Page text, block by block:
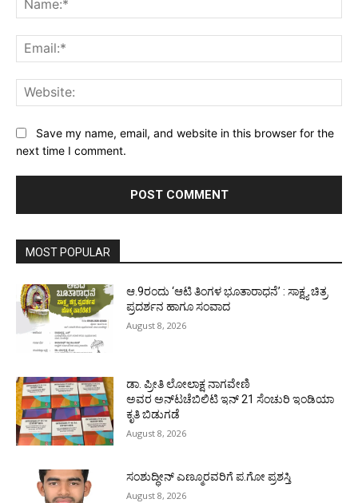
Save my name, email, and website in this browser for the
next time I comment.
MOST POPULAR
ಆ.9ರಂದು ‘ಆಟಿ ತಿಂಗಳ ಭೂತಾರಾಧನೆ’ : ಸಾಕ್ಷ್ಯ ಚಿತ್ರ
ಪ್ರದರ್ಶನ ಹಾಗೂ ಸಂವಾದ
August 8, 2026
ಡಾ. ಪ್ರೀತಿ ಲೋಲಾಕ್ಷ ನಾಗವೇಣಿ
ಅವರ ಅನ್‌ಟಚೆಬಿಲಿಟಿ ಇನ್ 21 ಸೆಂಚುರಿ ಇಂಡಿಯಾ
ಕೃತಿ ಬಿಡುಗಡೆ
August 8, 2026
ಸಂಶುದ್ಧೀನ್ ಎಣ್ಮೂರವರಿಗೆ ಪ.ಗೋ ಪ್ರಶಸ್ತಿ
August 8, 2026